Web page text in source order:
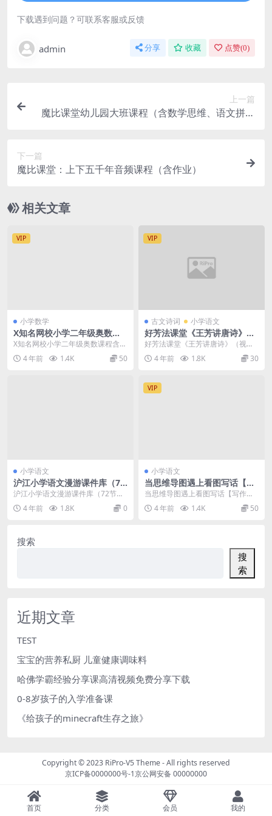
下载遇到问题？可联系客服或反馈
admin 分享 收藏 点赞(0)
上一篇
魔比课堂幼儿园大班课程（含数学思维、语文拼音
下一篇
魔比课堂：上下五千年音频课程（含作业）
相关文章
VIP
小学数学
X知名网校小学二年级奥数课
程含课堂笔记及测试题
X知名网校小学二年级奥数课程含课
堂笔记及测试题
4 年前 1.4K 50
VIP
古文诗词 小学语文
好芳法课堂《王芳讲唐诗》
（视频课）
好芳法课堂《王芳讲唐诗》（视频
课） 王芳老师不仅讲了唐诗的释
义，更是把诗人生活的...
4 年前 1.8K 30
小学语文
沪江小学语文漫游课件库（72
节课，含作文）
沪江小学语文漫游课件库（72节
课，含作文）
4 年前 1.8K 0
VIP
小学语文
当思维导图遇上看图写话【写
作班】-小学生作文写作教程
当思维导图遇上看图写话【写作
班】，价值千元，由复旦大学文学
博士袁坚老师（猫博士）...
4 年前 1.4K 50
搜索
搜
索
近期文章
TEST
宝宝的营养私厨 儿童健康调味料
哈佛学霸经验分享课高清视频免费分享下载
0-8岁孩子的入学准备课
《给孩子的minecraft生存之旅》
Copyright © 2023 RiPro-V5 Theme- All rights reserved
京ICP备0000000号-1京公网安备 00000000
首页 分类 会员 我的